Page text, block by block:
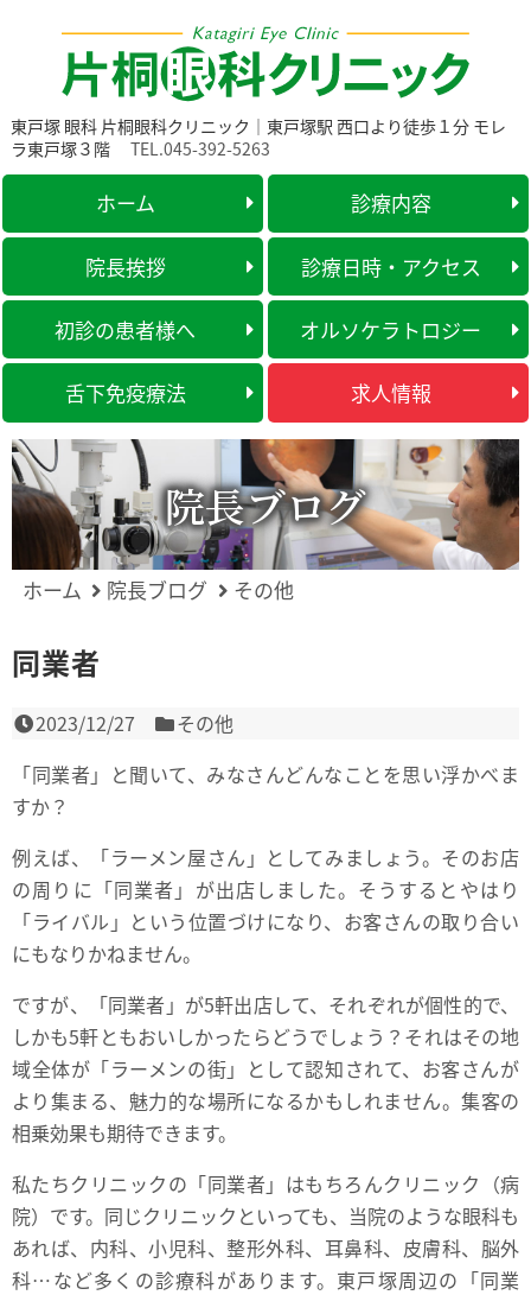
東戸塚 眼科 片桐眼科クリニック｜東戸塚駅 西口より徒歩１分 モレ
ラ東戸塚３階
TEL.045-392-5263
ホーム 診療内容
院長挨拶 診療日時・アクセス
初診の患者様へ オルソケラトロジー
舌下免疫療法 求人情報
院長ブログ
ホーム 院長ブログ その他
同業者
2023/12/27
その他
「同業者」と聞いて、みなさんどんなことを思い浮かべま
すか？
例えば、「ラーメン屋さん」としてみましょう。そのお店
の周りに「同業者」が出店しました。そうするとやはり
「ライバル」という位置づけになり、お客さんの取り合い
にもなりかねません。
ですが、「同業者」が5軒出店して、それぞれが個性的で、
しかも5軒ともおいしかったらどうでしょう？それはその地
域全体が「ラーメンの街」として認知されて、お客さんが
より集まる、魅力的な場所になるかもしれません。集客の
相乗効果も期待できます。
私たちクリニックの「同業者」はもちろんクリニック（病
院）です。同じクリニックといっても、当院のような眼科も
あれば、内科、小児科、整形外科、耳鼻科、皮膚科、脳外
科…など多くの診療科があります。東戸塚周辺の「同業